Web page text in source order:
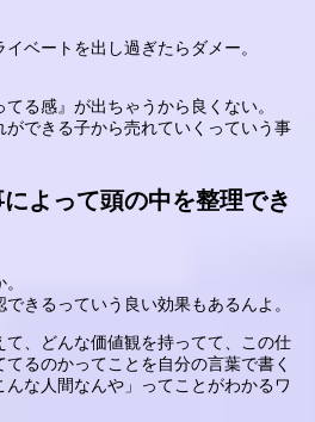
ベートを出し過ぎたらダメー。
る感』が出ちゃうから良くない。
ができる子から売れていくっていう事
よって頭の中を整理でき
きるっていう良い効果もあるんよ。
て、どんな価値観を持ってて、この仕
るのかってことを自分の言葉で書く
な人間なんや」ってことがわかるワ